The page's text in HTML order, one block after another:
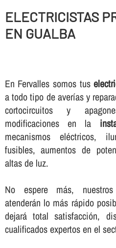
ELECTRICISTAS
EN GUALBA
En Fervalles somos tus
a todo tipo de averí­as y
cortocircuitos y
modificaciones en la
mecanismos eléctricos,
fusibles, aumentos de
altas de luz.
No espere más, nuestros
atenderán lo más rápido
dejará total satisfacción,
cualificados expertos en el